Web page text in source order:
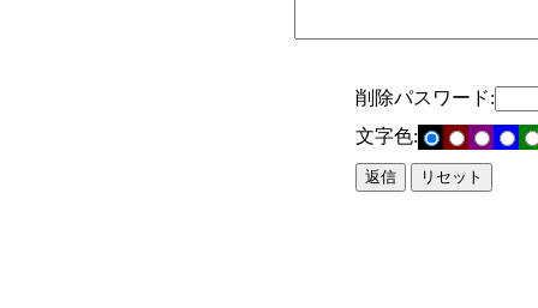
削除パスワード:
文字色: